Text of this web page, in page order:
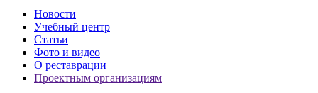
Новости
Учебный центр
Статьи
Фото и видео
О реставрации
Проектным организациям